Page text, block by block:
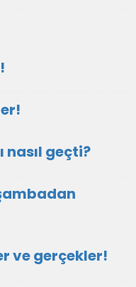
nasıl geçti?
ve gerçekler!